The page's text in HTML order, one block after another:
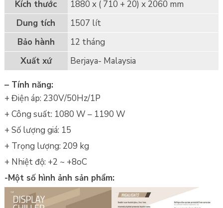
Kích thước
1880 x ( 710 + 20) x 2060 mm
Dung tích
1507 lít
Bảo hành
12 tháng
Xuất xứ
Berjaya- Malaysia
– Tính năng:
+ Điện áp: 230V/50Hz/1P
+ Công suất: 1080 W – 1190 W
+ Số lượng giá: 15
+ Trọng lượng: 209 kg
+ Nhiệt độ: +2 ~ +8oC
-Một số hình ảnh sản phẩm: